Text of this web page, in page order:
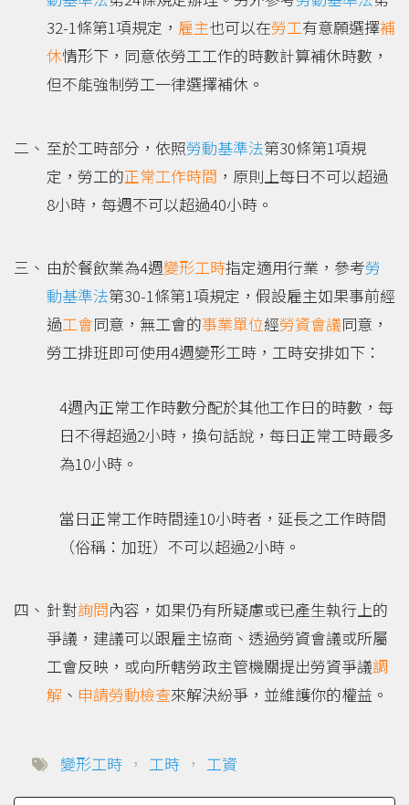
32-1條第1項規定， 雇主也可以在勞工有意願選擇補
休情形下，同意依勞工工作的時數計算補休時數，
但不能強制勞工一律選擇補休。
至於工時部分，依照勞動基準法第30條第1項規
定，勞工的正常工作時間 ，原則上每日不可以超過
8小時，每週不可以超過40小時。
由於餐飲業為4週變形工時指定適用行業，參考勞
動基準法第30-1條第1項規定，假設雇主如果事前經
過工會同意，無工會的事業單位經勞資會議同意，
勞工排班即可使用4週變形工時，工時安排如下：
4週內正常工作時數分配於其他工作日的時數，每
日不得超過2小時，換句話說，每日正常工時最多
為10小時。
當日正常工作時間達10小時者，延長之工作時間
（俗稱：加班）不可以超過2小時。
針對詢問內容，如果仍有所疑慮或已產生執行上的
爭議，建議可以跟雇主協商、透過勞資會議或所屬
工會反映，或向所轄勞政主管機關提出勞資爭議調
解 、 申請勞動檢查來解決紛爭，並維護你的權益。
變形工時 ， 工時 ， 工資